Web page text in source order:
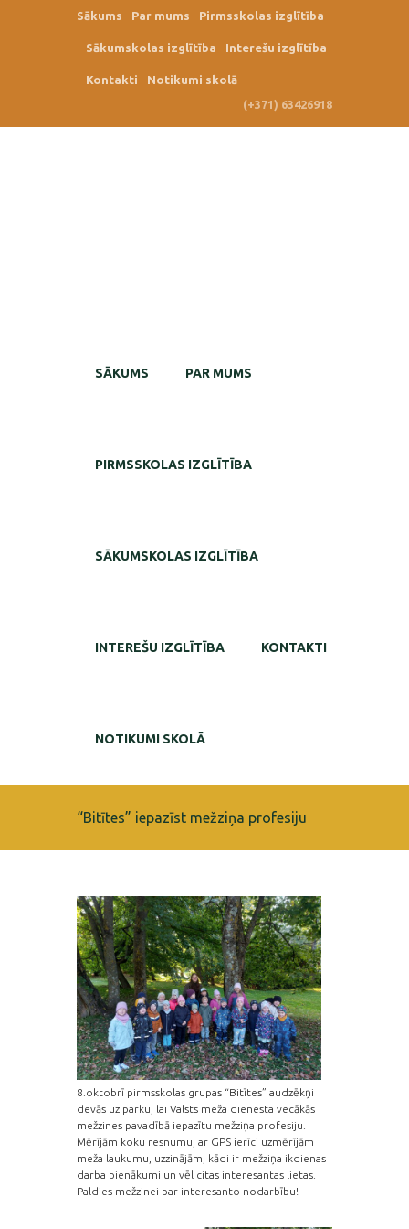
Sākums Par mums Pirmsskolas izglītība
Sākumskolas izglītība Interešu izglītība
Kontakti
Notikumi skolā
(+371) 63426918
SĀKUMS PAR MUMS
PIRMSSKOLAS IZGLĪTĪBA
SĀKUMSKOLAS IZGLĪTĪBA
INTEREŠU IZGLĪTĪBA KONTAKTI
NOTIKUMI SKOLĀ
“Bitītes” iepazīst mežziņa profesiju
8.oktobrī pirmsskolas grupas “Bitītes” audzēkņi
devās uz parku, lai Valsts meža dienesta vecākās
mežzines pavadībā iepazītu mežziņa profesiju.
Mērījām koku resnumu, ar GPS ierīci uzmērījām
meža laukumu, uzzinājām, kādi ir mežziņa ikdienas
darba pienākumi un vēl citas interesantas lietas.
Paldies mežzinei par interesanto nodarbību!